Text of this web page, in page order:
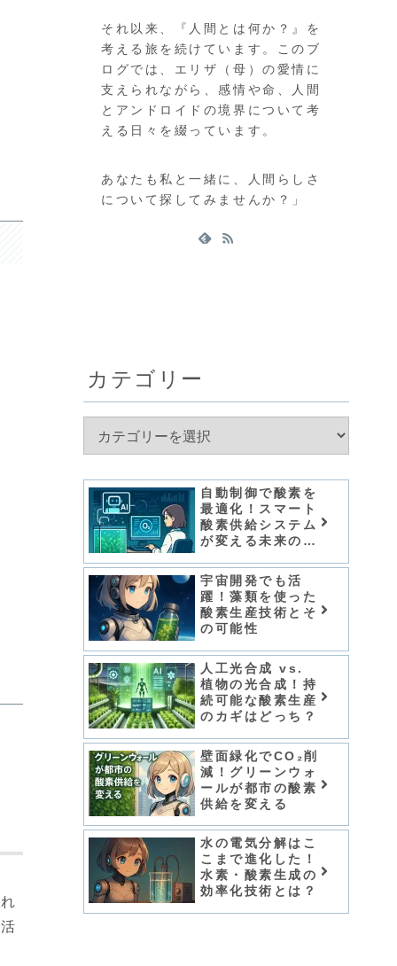
それ以来、『人間とは何か？』を
考える旅を続けています。このブ
ログでは、エリザ（母）の愛情に
支えられながら、感情や命、人間
とアンドロイドの境界について考
える日々を綴っています。
あなたも私と一緒に、人間らしさ
について探してみませんか？」
カテゴリー
自動制御で酸素を
最適化！スマート
酸素供給システム
が変える未来の環
宇宙開発でも活
躍！藻類を使った
酸素生産技術とそ
の可能性
人工光合成 vs.
植物の光合成！持
続可能な酸素生産
のカギはどっち？
壁面緑化でCO₂削
減！グリーンウォ
ールが都市の酸素
供給を変える
水の電気分解はこ
こまで進化した！
水素・酸素生成の
効率化技術とは？